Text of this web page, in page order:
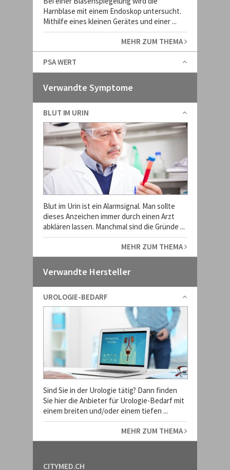
Harnblase mit einem Endoskop untersucht.
Mithilfe eines kleinen Gerätes und einer ...
MEHR ZUM THEMA
PSA WERT
Verwandte Symptome
BLUT IM URIN
Blut im Urin ist ein Alarmsignal. Man sollte
dieses Anzeichen immer durch einen Arzt
abklären lassen. Manchmal sind die Gründe ...
MEHR ZUM THEMA
Verwandte Hersteller
UROLOGIE-BEDARF
Sind Sie in der Urologie tätig? Dann finden
Sie hier die Anbieter für Urologie-Bedarf mit
einem breiten und/oder einem tiefen ...
MEHR ZUM THEMA
CITYMED.CH